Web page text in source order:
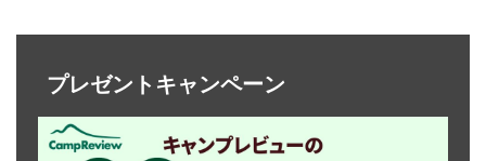
プレゼントキャンペーン